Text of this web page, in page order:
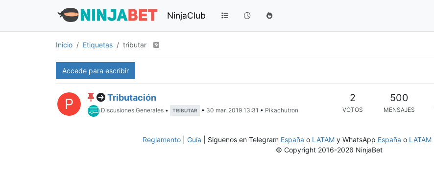
NinjaClub
Inicio Etiquetas tributar
Accede para escribir
P Tributación
Discusiones Generales • TRIBUTAR • 30 mar. 2019 13:31 • Pikachutron
2
VOTOS
500
MENSAJES
Reglamento| Guía | Siguenos en Telegram España o LATAMy WhatsApp España o LATAM|
© Copyright 2016-2026 NinjaBet